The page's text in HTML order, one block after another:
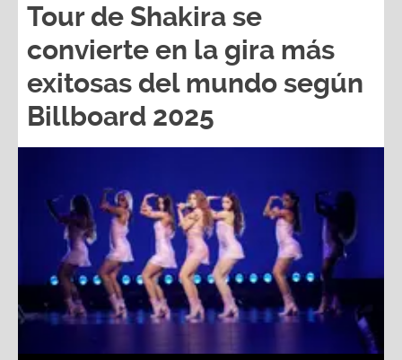
Tour de Shakira se
convierte en la gira más
exitosas del mundo según
Billboard 2025